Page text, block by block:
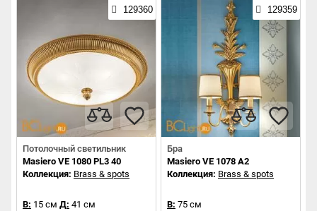
129360
Потолочный светильник
Masiero VE 1080 PL3 40
Коллекция: Brass & spots
В: 15 см Д: 41 см
129359
Бра
Masiero VE 1078 A2
Коллекция: Brass & spots
В: 75 см